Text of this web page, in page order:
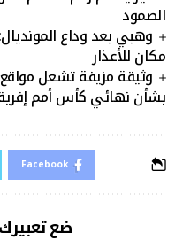
الصمود
وهبي بعد وداع
مكان للأعذار
وثيقة مزيفة تشعل
بشأن نهائي كأس أمم
Facebook
ضع